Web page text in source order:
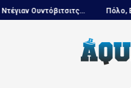
Ουντόβιτσιτς... Πόλο,